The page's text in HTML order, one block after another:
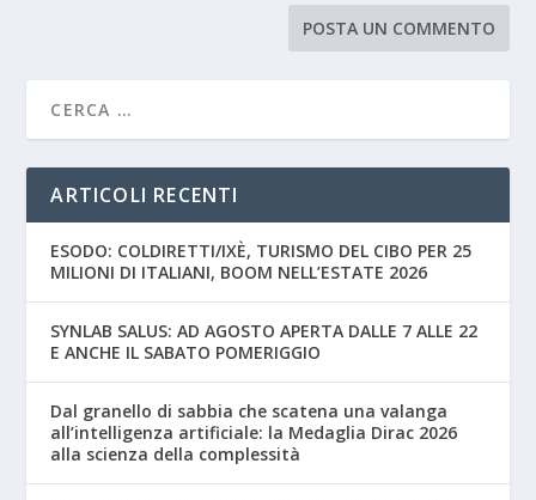
ARTICOLI RECENTI
ESODO: COLDIRETTI/IXÈ, TURISMO DEL CIBO PER 25
MILIONI DI ITALIANI, BOOM NELL’ESTATE 2026
SYNLAB SALUS: AD AGOSTO APERTA DALLE 7 ALLE 22
E ANCHE IL SABATO POMERIGGIO
Dal granello di sabbia che scatena una valanga
all’intelligenza artificiale: la Medaglia Dirac 2026
alla scienza della complessità